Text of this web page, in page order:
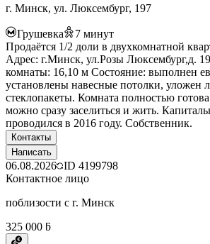
г. Минск, ул. Люксембург, 197
Грушевка 7 минут
Продаётся 1/2 доли в двухкомнатной
Адрес: г.Минск, ул.Розы Люксембург,д.
комнаты: 16,10 м Состояние: выполнен
установлены навесные потолки, уложен
стеклопакеты. Комната полностью
можно сразу заселиться и жить.
проводился в 2016 году. Собственник.
Контакты
Написать
06.08.2026 ID 4199798
Контактное лицо
поблизости с г. Минск
325 000 ƃ